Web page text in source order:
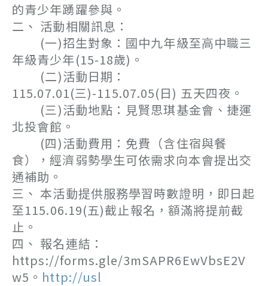
的青少年踴躍參與。
二、 活動相關訊息：
(一)招生對象：國中九年級至高中職三
年級青少年(15-18歲)。
(二)活動日期：
115.07.01(三)-115.07.05(日) 五天四夜。
(三)活動地點：見賢思琪基金會、捷運
北投會館。
(四)活動費用：免費（含住宿與餐
食），經濟弱勢學生可依需求向本會提出交
通補助。
三、 本活動提供服務學習時數證明，即日起
至115.06.19(五)截止報名，額滿將提前截
止。
四、 報名連結：
https://forms.gle/3mSAPR6EwVbsE2V
w5。 http://usl